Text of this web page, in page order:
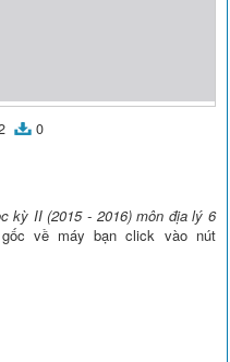
0
kỳ II (2015 - 2016) môn địa lý 6
về máy bạn click vào nút